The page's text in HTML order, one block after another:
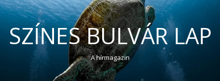
SZÍNES BULVÁR LAP
A hírmagazin